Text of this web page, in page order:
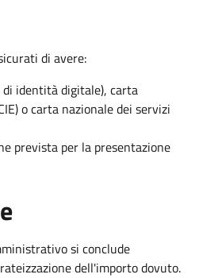
di avere:
di identità digitale), carta
o carta nazionale dei servizi
prevista per la presentazione
si conclude
dell'importo dovuto.